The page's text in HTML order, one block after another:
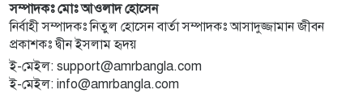
নির্বাচনী নিরাপত্তা পর্যবেক্ষণে ফরিদপুর ও মুন্সীগঞ্জে বিজিবি
মহাপরিচালকের বেইজ ক্যাম্প পরিদর্শন
১৪
প্রধান উপদেষ্টাসহ উপদেষ্টাদের সম্পদ বিবরণী প্রকাশ
১৫
সম্পাদকঃ মোঃ আওলাদ হোসেন
নির্বাহী সম্পাদকঃ নিতুল হোসেন বার্তা সম্পাদকঃ আসাদুজ্জামান জীবন
প্রকাশকঃ দ্বীন ইসলাম হৃদয়
ই-মেইল: support@amrbangla.com
ই-মেইল: info@amrbangla.com